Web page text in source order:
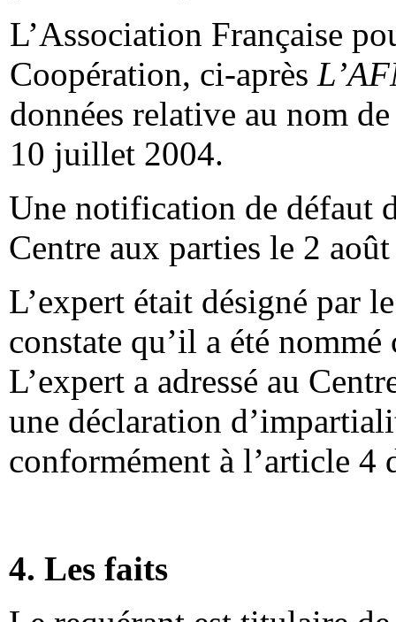
L’Association Française
Coopération, ci-après
données relative au nom
10 juillet 2004.
Une notification de défaut
Centre aux parties le 2
L’expert était désigné par
constate qu’il a été
L’expert a adressé au
une déclaration
conformément à l’article 4
4. Les faits